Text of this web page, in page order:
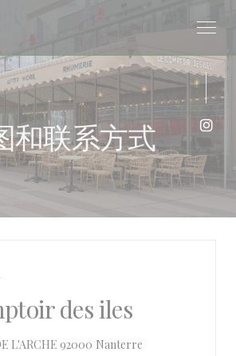
和联系方式
des iles
L'ARCHE 92000 Nanterre